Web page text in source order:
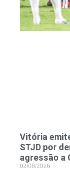
Vitória
STJD por
agressão a
02/08/2026